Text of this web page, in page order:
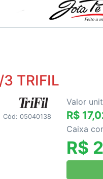
TRIFIL
Cód: 05040138
Valor
R$
Caixa
R$